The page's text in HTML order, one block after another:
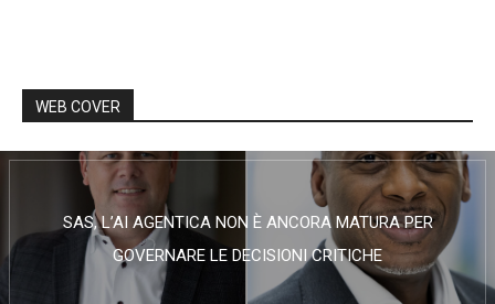
WEB COVER
SAS, L’AI AGENTICA NON È ANCORA MATURA PER
GOVERNARE LE DECISIONI CRITICHE